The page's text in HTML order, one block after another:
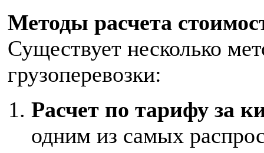
Методы расчета
Существует несколько
грузоперевозки:
Расчет по тарифу за
одним из самых